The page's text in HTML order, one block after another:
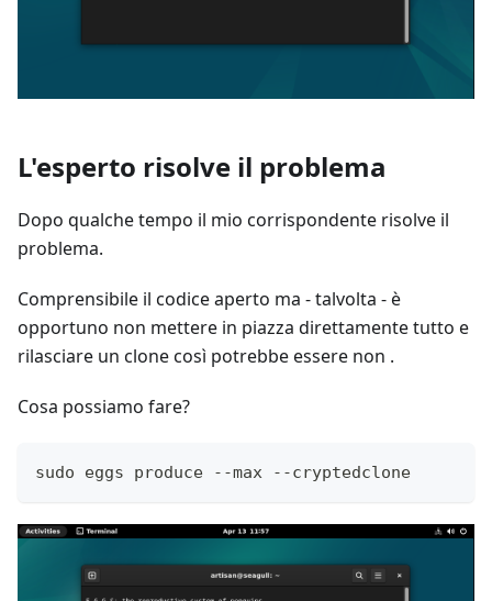
L'esperto risolve il problema
Dopo qualche tempo il mio corrispondente risolve il
problema.
Comprensibile il codice aperto ma - talvolta - è
opportuno non mettere in piazza direttamente tutto e
rilasciare un clone così potrebbe essere non .
Cosa possiamo fare?
sudo eggs produce --max --cryptedclone